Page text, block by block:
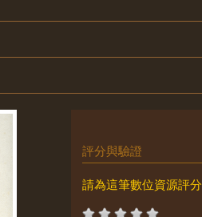
評分與驗證
請為這筆數位資源評分